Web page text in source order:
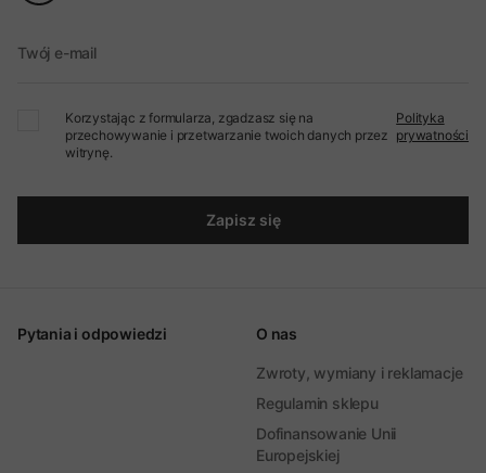
Twój e-mail
Korzystając z formularza, zgadzasz się na
przechowywanie i przetwarzanie twoich danych przez
witrynę.
Polityka
prywatności
Zapisz się
Pytania i odpowiedzi O nas
Zwroty, wymiany i reklamacje
Regulamin sklepu
Dofinansowanie Unii
Europejskiej